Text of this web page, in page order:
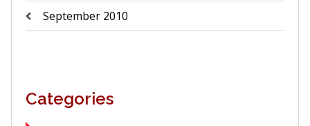
September 2010
Categories